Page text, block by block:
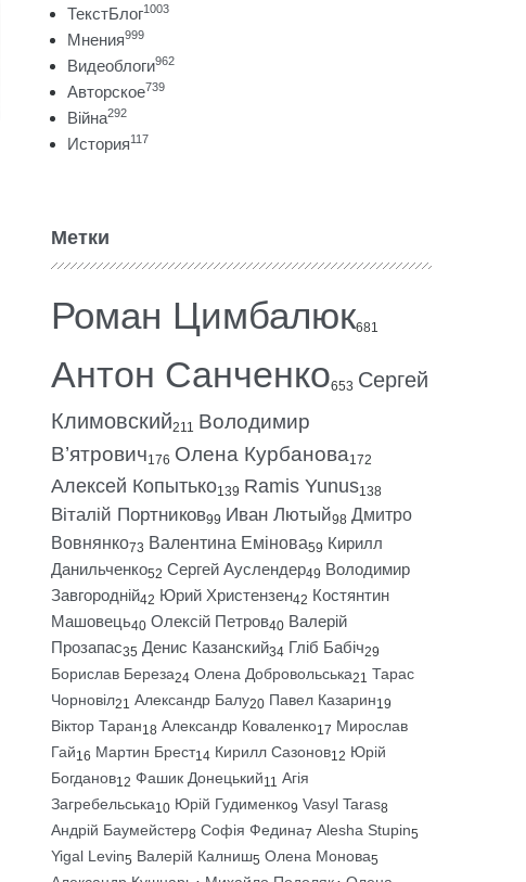
ТекстБлог1003
Мнения999
Видеоблоги962
Авторское739
Війна292
История117
Метки
Роман Цимбалюк681
Антон Санченко653 Сергей
Климовский211 Володимир
В’ятрович176 Олена Курбанова172
Алексей Копытько139 Ramis Yunus138
Віталій Портников99 Иван Лютый98 Дмитро
Вовнянко73 Валентина Емінова59 Кирилл
Данильченко52 Сергей Ауслендер49 Володимир
Завгородній42 Юрий Христензен42 Костянтин
Машовець40 Олексій Петров40 Валерій
Прозапас35 Денис Казанский34 Гліб Бабіч29
Борислав Береза24 Олена Добровольська21 Тарас
Чорновіл21 Александр Балу20 Павел Казарин19
Віктор Таран18 Александр Коваленко17 Мирослав
Гай16 Мартин Брест14 Кирилл Сазонов12 Юрій
Богданов12 Фашик Донецький11 Агія
Загребельська10 Юрій Гудименко9 Vasyl Taras8
Андрій Баумейстер8 Софія Федина7 Alesha Stupin5
Yigal Levin5 Валерій Калниш5 Олена Монова5